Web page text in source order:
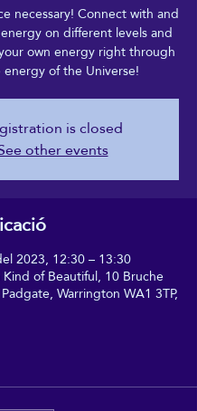
necessary! Connect with and
on different levels and
own energy right through
of the Universe!
is closed
other events
2023, 12:30 – 13:30
of Beautiful, 10 Bruche
Warrington WA1 3TP,